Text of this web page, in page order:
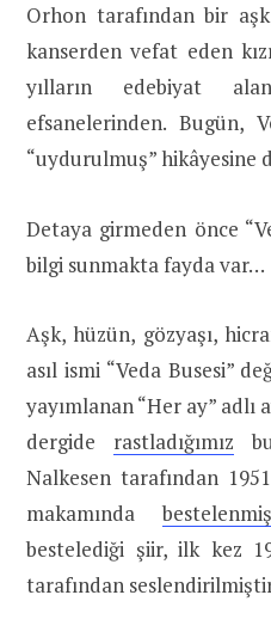
Orhon tarafından bir
kanserden vefat eden
yılların edebiyat
efsanelerinden. Bugün,
“uydurulmuş” hikâyesine
Detaya girmeden önce
bilgi sunmakta fayda var…
Aşk, hüzün, gözyaşı,
asıl ismi “Veda Busesi”
yayımlanan “Her ay” adlı
dergide rastladığımız
Nalkesen tarafından
makamında
bestelediği şiir, ilk kez
tarafından